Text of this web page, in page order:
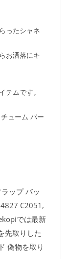
ったシャネ
お洒落にキ
テムです。
ューム パー
ップ バッ
C2051,
では最新
先取りした
偽物を取り